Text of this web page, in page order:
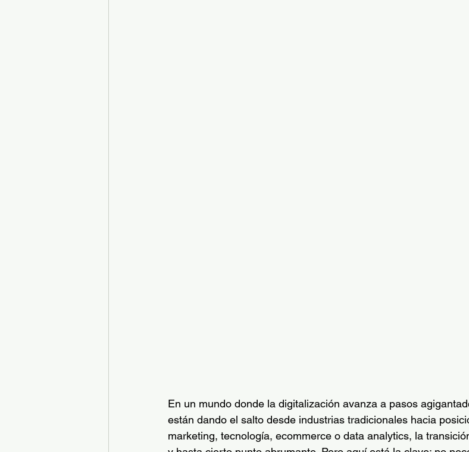
En un mundo donde la digitalización avanza a pasos
están dando el salto desde industrias tradicionales hacia
marketing, tecnología, ecommerce o data analytics, la